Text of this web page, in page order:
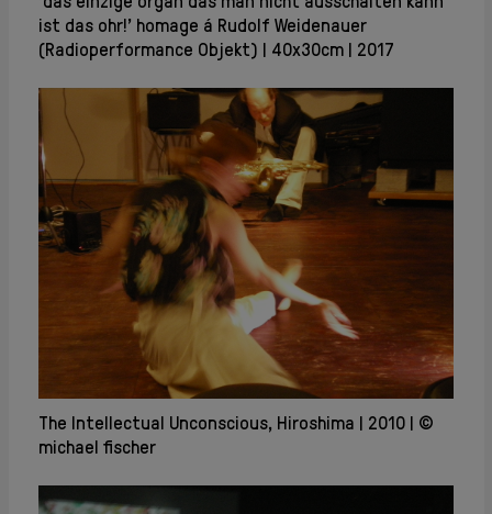
ist das ohr!' homage á Rudolf Weidenauer
(Radioperformance Objekt)
40x30cm 2017
The Intellectual Unconscious, Hiroshima 2010 ©
michael fischer